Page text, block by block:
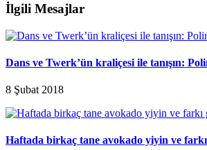
İlgili Mesajlar
Dans ve Twerk’ün kraliçesi ile tanışın:
8 Şubat 2018
Haftada birkaç tane avokado yiyin ve